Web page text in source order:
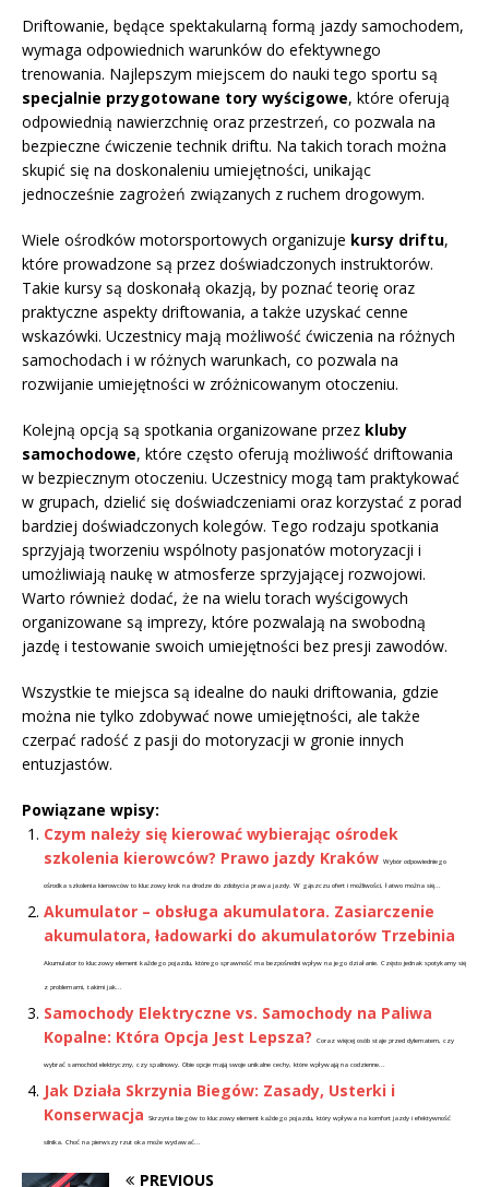
Driftowanie, będące spektakularną formą jazdy samochodem,
wymaga odpowiednich warunków do efektywnego
trenowania. Najlepszym miejscem do nauki tego sportu są
specjalnie przygotowane tory wyścigowe, które oferują
odpowiednią nawierzchnię oraz przestrzeń, co pozwala na
bezpieczne ćwiczenie technik driftu. Na takich torach można
skupić się na doskonaleniu umiejętności, unikając
jednocześnie zagrożeń związanych z ruchem drogowym.
Wiele ośrodków motorsportowych organizuje kursy driftu,
które prowadzone są przez doświadczonych instruktorów.
Takie kursy są doskonałą okazją, by poznać teorię oraz
praktyczne aspekty driftowania, a także uzyskać cenne
wskazówki. Uczestnicy mają możliwość ćwiczenia na różnych
samochodach i w różnych warunkach, co pozwala na
rozwijanie umiejętności w zróżnicowanym otoczeniu.
Kolejną opcją są spotkania organizowane przez kluby
samochodowe, które często oferują możliwość driftowania
w bezpiecznym otoczeniu. Uczestnicy mogą tam praktykować
w grupach, dzielić się doświadczeniami oraz korzystać z porad
bardziej doświadczonych kolegów. Tego rodzaju spotkania
sprzyjają tworzeniu wspólnoty pasjonatów motoryzacji i
umożliwiają naukę w atmosferze sprzyjającej rozwojowi.
Warto również dodać, że na wielu torach wyścigowych
organizowane są imprezy, które pozwalają na swobodną
jazdę i testowanie swoich umiejętności bez presji zawodów.
Wszystkie te miejsca są idealne do nauki driftowania, gdzie
można nie tylko zdobywać nowe umiejętności, ale także
czerpać radość z pasji do motoryzacji w gronie innych
entuzjastów.
Powiązane wpisy:
Czym należy się kierować wybierając ośrodek
szkolenia kierowców? Prawo jazdy Kraków Wybór odpowiedniego
ośrodka szkolenia kierowców to kluczowy krok na drodze do zdobycia prawa jazdy. W gąszczu ofert i możliwości, łatwo można się...
Akumulator – obsługa akumulatora. Zasiarczenie
akumulatora, ładowarki do akumulatorów Trzebinia
Akumulator to kluczowy element każdego pojazdu, którego sprawność ma bezpośredni wpływ na jego działanie. Często jednak spotykamy się
z problemami, takimi jak...
Samochody Elektryczne vs. Samochody na Paliwa
Kopalne: Która Opcja Jest Lepsza?
Coraz więcej osób staje przed dylematem, czy
wybrać samochód elektryczny, czy spalinowy. Obie opcje mają swoje unikalne cechy, które wpływają na codzienne...
Jak Działa Skrzynia Biegów: Zasady, Usterki i
Konserwacja
Skrzynia biegów to kluczowy element każdego pojazdu, który wpływa na komfort jazdy i efektywność
silnika. Choć na pierwszy rzut oka może wydawać...
PREVIOUS